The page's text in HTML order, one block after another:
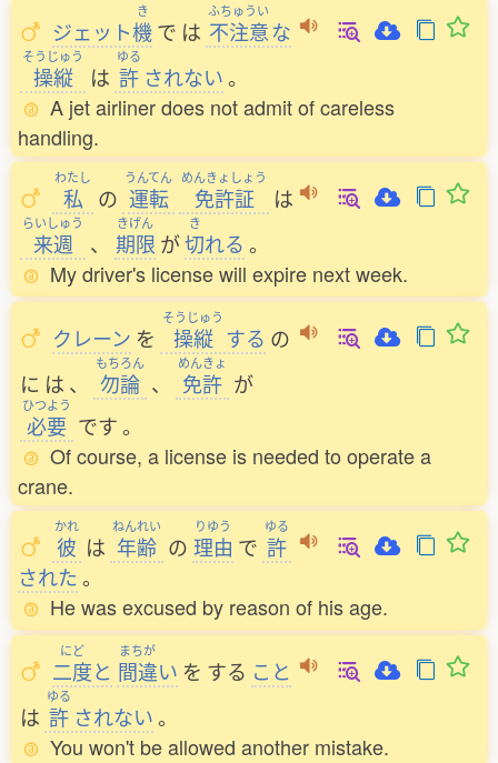
ジェット
き
機で は
ふちゅうい
不注意な
そうじゅう
操縦 は
ゆる
許 されない。
A jet airliner does not admit of careless
handling.
わたし
私 の
うんてん
運転
めんきょしょう
免許証 は
らいしゅう
来週 、
きげん
期限 が
き
切れる 。
My driver's license will expire next week.
クレーン を
そうじゅう
操縦 する の
に は 、
もちろん
勿論 、
めんきょ
免許 が
ひつよう
必要 です。
Of course, a license is needed to operate a
crane.
かれ
彼 は
ねんれい
年齢 の
りゆう
理由 で
ゆる
許
された。
He was excused by reason of his age.
にど
二度と
まちが
間違い を する こと
は
ゆる
許 されない。
You won't be allowed another mistake.